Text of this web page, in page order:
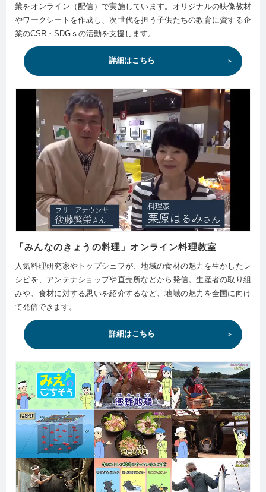
業をオンライン（配信）で実施しています。オリジナルの映像教材
やワークシートを作成し、次世代を担う子供たちの教育に資する企
業のCSR・SDGｓの活動を支援します。
詳細はこちら
「みんなのきょうの料理」オンライン料理教室
人気料理研究家やトップシェフが、地域の食材の魅力を生かしたレ
シピを、アンテナショップや直売所などから発信。生産者の取り組
みや、食材に対する思いを紹介するなど、地域の魅力を全国に向け
て発信できます。
詳細はこちら